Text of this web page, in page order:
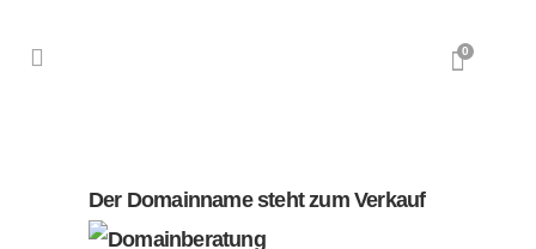
0
Der Domainname steht zum Verkauf